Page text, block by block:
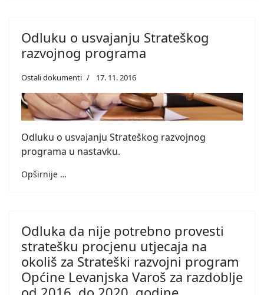
Odluku o usvajanju Strateškog
razvojnog programa
Ostali dokumenti 17. 11. 2016
Odluku o usvajanju Strateškog razvojnog
programa u nastavku.
Opširnije …
Odluka da nije potrebno provesti
stratešku procjenu utjecaja na
okoliš za Strateški razvojni program
Općine Levanjska Varoš za razdoblje